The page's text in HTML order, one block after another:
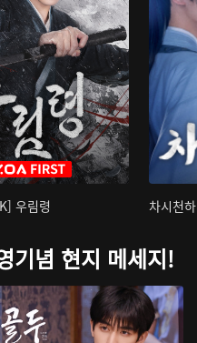
우림령 차시천하
기념 현지 메세지!